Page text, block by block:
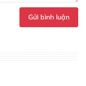
Gửi bình luận